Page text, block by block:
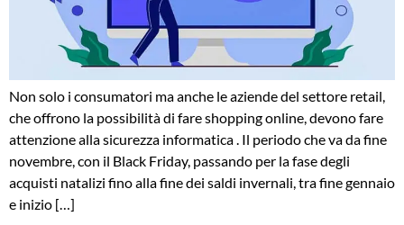
Non solo i consumatori ma anche le aziende del settore retail,
che offrono la possibilità di fare shopping online, devono fare
attenzione alla sicurezza informatica . Il periodo che va da fine
novembre, con il Black Friday, passando per la fase degli
acquisti natalizi fino alla fine dei saldi invernali, tra fine gennaio
e inizio […]